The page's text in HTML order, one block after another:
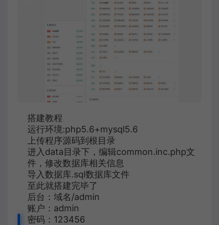
搭建教程
运行环境:php5.6+mysql5.6
上传程序源码到根目录
进入data目录下，编辑common.inc.php文
件，修改数据库相关信息
导入数据库.sql数据库文件
至此就搭建完毕了
后台：域名/admin
账户：admin
密码：123456